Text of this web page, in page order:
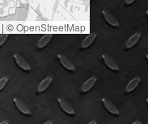
| ©OpenStreetMap